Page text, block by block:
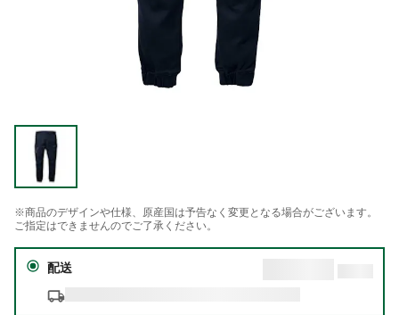
※商品のデザインや仕様、原産国は予告なく変更となる場合がございます。
ご指定はできませんのでご了承ください。
配送